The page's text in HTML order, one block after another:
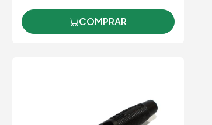
COMPRAR